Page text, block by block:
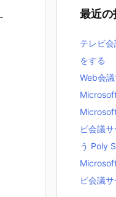
最近の
テレビ
をする
Web会
ビ会議
う Poly
ビ会議